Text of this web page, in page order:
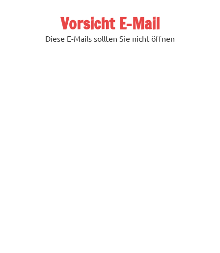
Vorsicht E-Mail
Diese E-Mails sollten Sie nicht öffnen